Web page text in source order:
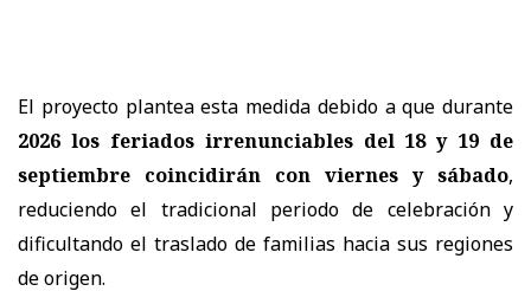
El proyecto plantea esta medida debido a que durante
2026 los feriados irrenunciables del 18 y 19 de
septiembre coincidirán con viernes y sábado,
reduciendo el tradicional periodo de celebración y
dificultando el traslado de familias hacia sus regiones
de origen.